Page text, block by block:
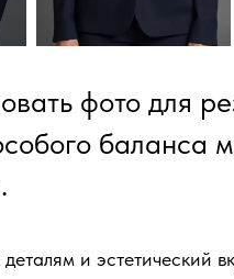
фото для
баланса
и эстетический